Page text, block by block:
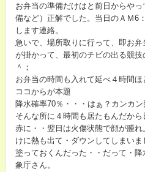
お弁当の準備だけはと前日からや
備など）正解でした。当日のＡＭ6
します連絡。
急いで、場所取りに行って、即お
が掛かって、最初のチビの出る競
＾；
お弁当の時間も入れて延べ４時間ほ
ココからが本題
降水確率70％・・・はぁ？カンカ
そんな所に４時間も居たもんだか
赤に・・翌日は火傷状態で顔が腫
けに熱も出て・ダウンしてしまい
塗っておくんだった・・だって・
象庁さん。